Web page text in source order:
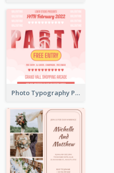
Photo Typography Party Invitation Design Templates